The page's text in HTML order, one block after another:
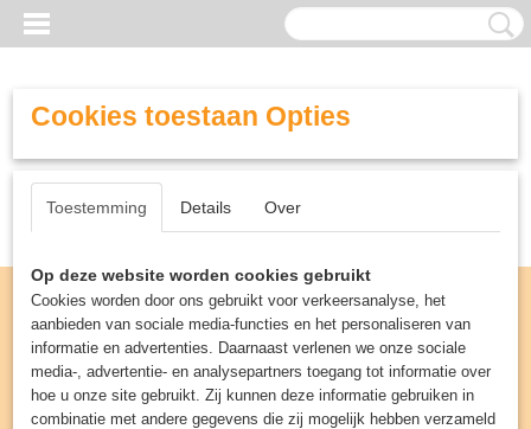
Cookies toestaan Opties
Toestemming Details Over
Op deze website worden cookies gebruikt
Cookies worden door ons gebruikt voor verkeersanalyse, het
aanbieden van sociale media-functies en het personaliseren van
informatie en advertenties. Daarnaast verlenen we onze sociale
media-, advertentie- en analysepartners toegang tot informatie over
hoe u onze site gebruikt. Zij kunnen deze informatie gebruiken in
combinatie met andere gegevens die zij mogelijk hebben verzameld